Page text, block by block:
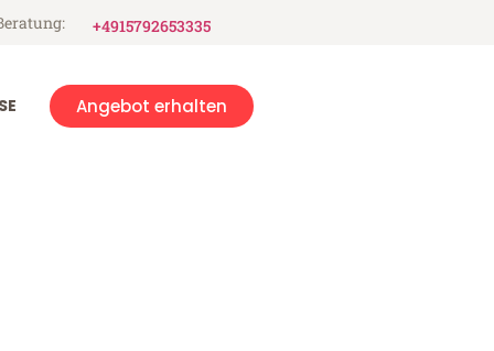
+4915792653335
Angebot erhalten